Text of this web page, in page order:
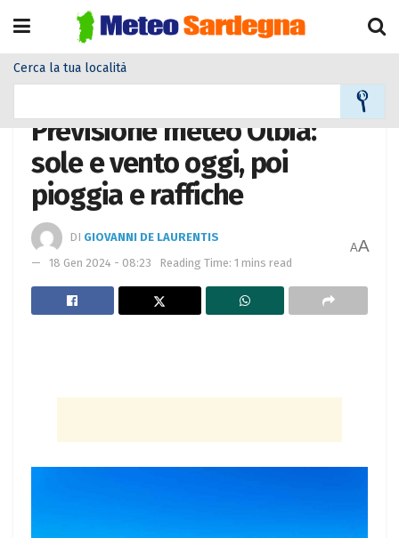
Cerca la tua località
Previsione meteo Olbia:
sole e vento oggi, poi
pioggia e raffiche
DI GIOVANNI DE LAURENTIS
18 Gen 2024 - 08:23
Reading Time: 1 mins read
AA